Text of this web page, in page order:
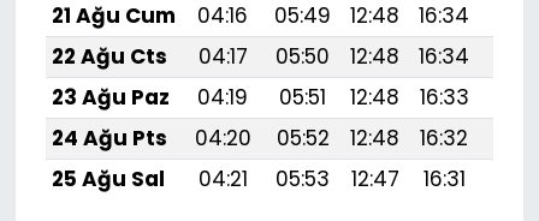
21 Ağu Cum
04:16 05:49 12:48 16:34
22 Ağu Cts
04:17 05:50 12:48 16:34
23 Ağu Paz
04:19 05:51 12:48 16:33
24 Ağu Pts
04:20 05:52 12:48 16:32
25 Ağu Sal
04:21 05:53 12:47 16:31